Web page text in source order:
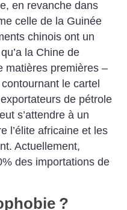
en revanche dans
celle de la Guinée
chinois ont un
la Chine de
matières premières –
le cartel
de pétrole
s’attendre à un
l’élite africaine et les
Actuellement,
des importations de
?